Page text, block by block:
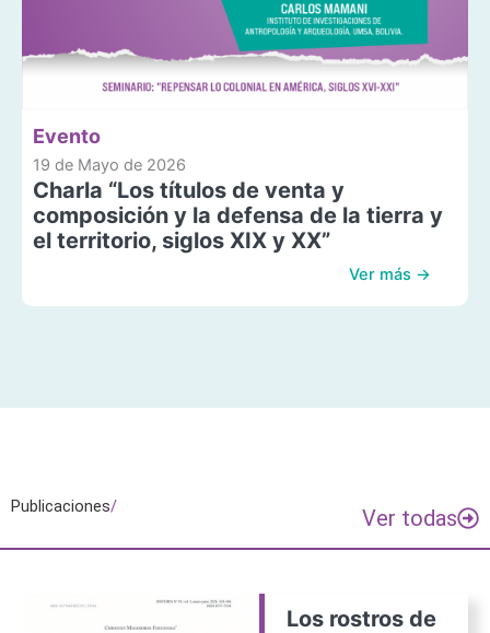
Evento
19 de Mayo de 2026
Charla “Los títulos de venta y
composición y la defensa de la tierra y
el territorio, siglos XIX y XX”
Ver más →
Publicaciones/ Ver todas
Los rostros de